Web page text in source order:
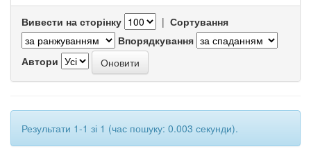
Вивести на сторінку | Сортування
Впорядкування
Автори
Результати 1-1 зі 1 (час пошуку: 0.003 секунди).